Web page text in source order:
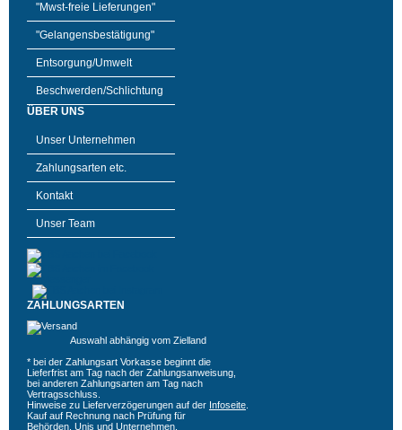
"Mwst-freie Lieferungen"
"Gelangensbestätigung"
Entsorgung/Umwelt
Beschwerden/Schlichtung
ÜBER UNS
Unser Unternehmen
Zahlungsarten etc.
Kontakt
Unser Team
ZAHLUNGSARTEN
Auswahl abhängig vom Zielland
* bei der Zahlungsart Vorkasse beginnt die
Lieferfrist am Tag nach der Zahlungsanweisung,
bei anderen Zahlungsarten am Tag nach
Vertragsschluss.
Hinweise zu Lieferverzögerungen auf der Infoseite
Kauf auf Rechnung nach Prüfung für
Behörden, Unis und Unternehmen.